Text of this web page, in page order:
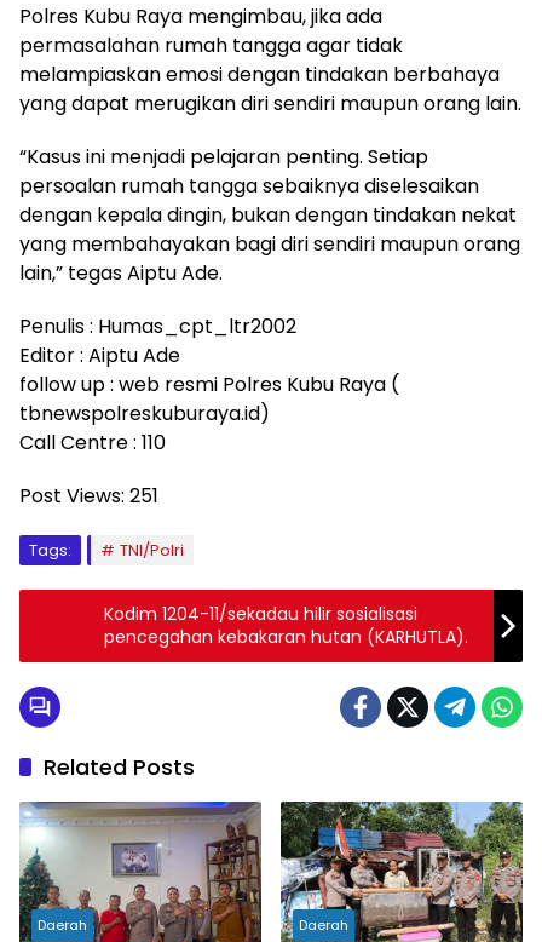
Polres Kubu Raya mengimbau, jika ada
permasalahan rumah tangga agar tidak
melampiaskan emosi dengan tindakan berbahaya
yang dapat merugikan diri sendiri maupun orang lain.
“Kasus ini menjadi pelajaran penting. Setiap
persoalan rumah tangga sebaiknya diselesaikan
dengan kepala dingin, bukan dengan tindakan nekat
yang membahayakan bagi diri sendiri maupun orang
lain,” tegas Aiptu Ade.
Penulis : Humas_cpt_ltr2002
Editor : Aiptu Ade
follow up : web resmi Polres Kubu Raya (
tbnewspolreskuburaya.id)
Call Centre : 110
Post Views: 251
Tags: TNI/Polri
Kodim 1204-11/sekadau hilir sosialisasi
pencegahan kebakaran hutan (KARHUTLA).
Related Posts
Daerah Daerah